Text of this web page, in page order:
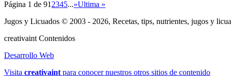
Página 1 de 91 2345...»Ultima »
Jugos y Licuados © 2003 - 2026, Recetas, tips, nutrientes, jugos y
creativaint Contenidos
Desarrollo Web
Visita creativaint para conocer nuestros otros sitios de contenido